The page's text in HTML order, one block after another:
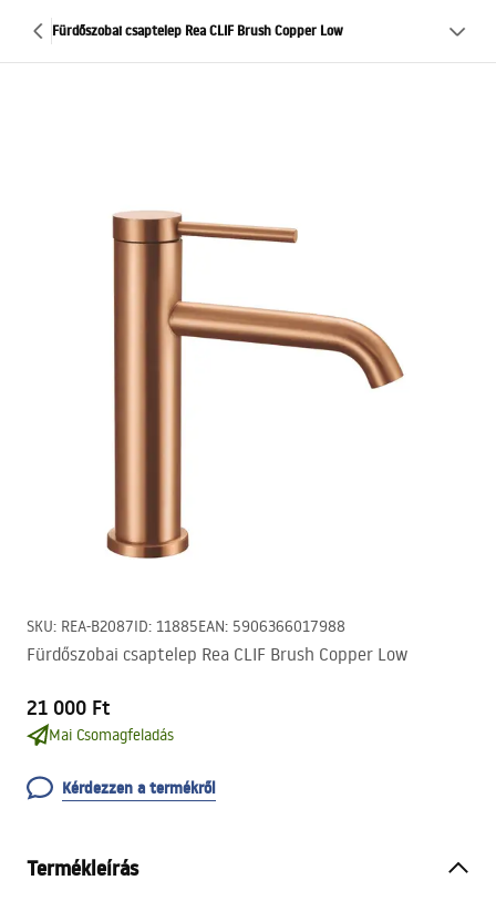
Fürdőszobai csaptelep Rea CLIF Brush Copper Low
SKU: REA-B2087ID: 11885EAN: 5906366017988
Fürdőszobai csaptelep Rea CLIF Brush Copper Low
21 000 Ft
Mai Csomagfeladás
Kérdezzen a termékről
Termékleírás